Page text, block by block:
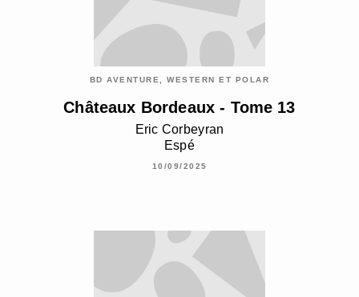
BD AVENTURE, WESTERN ET POLAR
Châteaux Bordeaux - Tome 13
Eric Corbeyran
Espé
10/09/2025